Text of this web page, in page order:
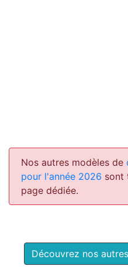
Nos autres modèles de
pour l'année 2026 sont
page dédiée.
Découvrez nos